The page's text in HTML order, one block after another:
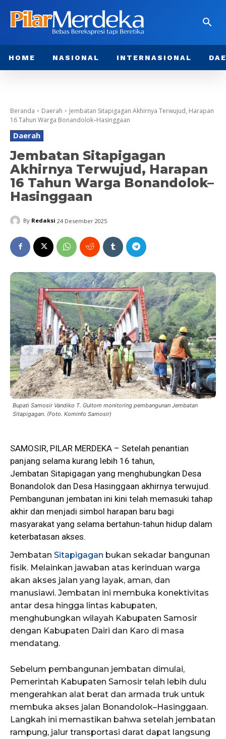
HOME NASIONAL INTERNASIONAL
Beranda Daerah
Jembatan Sitapigagan Akhirnya Terwujud, Harapan
16 Tahun Warga Bonandolok–Hasinggaan
Daerah
Jembatan Sitapigagan
Akhirnya Terwujud, Harapan
16 Tahun Warga Bonandolok–
Hasinggaan
By Redaksi 24 Desember 2025
Bupati Samosir Vandiko T. Gultom monitoring pembangunan Jembatan
Sitapigagan. (Foto. Kominfo Samosir)
SAMOSIR, PILAR MERDEKA – Setelah penantian
panjang selama kurang lebih 16 tahun,
Jembatan Sitapigagan yang menghubungkan Desa
Bonandolok dan Desa Hasinggaan akhirnya terwujud.
Pembangunan jembatan ini kini telah memasuki tahap
akhir dan menjadi simbol harapan baru bagi
masyarakat yang selama bertahun-tahun hidup dalam
keterbatasan akses.
Jembatan Sitapigagan bukan sekadar bangunan
fisik. Melainkan jawaban atas kerinduan warga
akan akses jalan yang layak, aman, dan
manusiawi. Jembatan ini membuka konektivitas
antar desa hingga lintas kabupaten,
menghubungkan wilayah Kabupaten Samosir
dengan Kabupaten Dairi dan Karo di masa
mendatang.
Sebelum pembangunan jembatan dimulai,
Pemerintah Kabupaten Samosir telah lebih dulu
mengerahkan alat berat dan armada truk untuk
membuka akses jalan Bonandolok–Hasinggaan.
Langkah ini memastikan bahwa setelah jembatan
rampung, jalur transportasi darat dapat langsung